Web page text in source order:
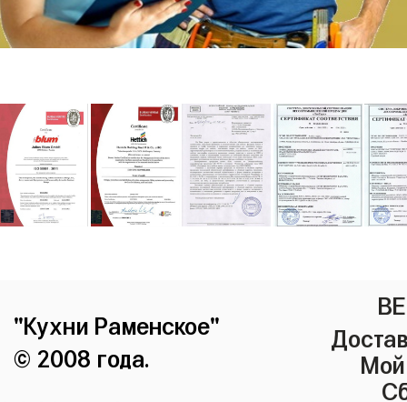
"Кухни Раменское"
© 2008 года.